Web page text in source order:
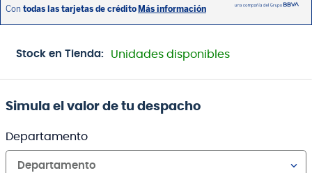
Stock en Tienda: Unidades disponibles
Simula el valor de tu despacho
Departamento
Departamento